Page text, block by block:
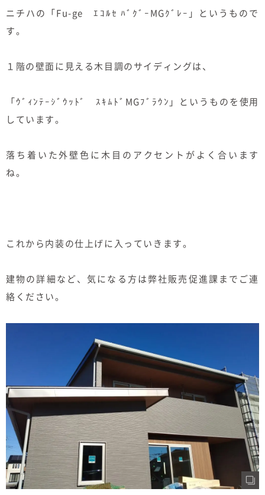
ニチハの「Fu-ge ｴｺﾙｾ ﾊﾞｸﾞｰMGｸﾞﾚｰ」というもので
す。
１階の壁面に見える木目調のサイディングは、
「ｳﾞｨﾝﾃｰｼﾞｳｯﾄﾞ ｽｷﾑﾄﾞMGﾌﾞﾗｳﾝ」というものを使用
しています。
落ち着いた外壁色に木目のアクセントがよく合います
ね。
これから内装の仕上げに入っていきます。
建物の詳細など、気になる方は弊社販売促進課までご連
絡ください。